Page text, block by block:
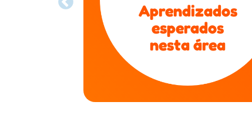
Aprendizados
esperados
nesta área